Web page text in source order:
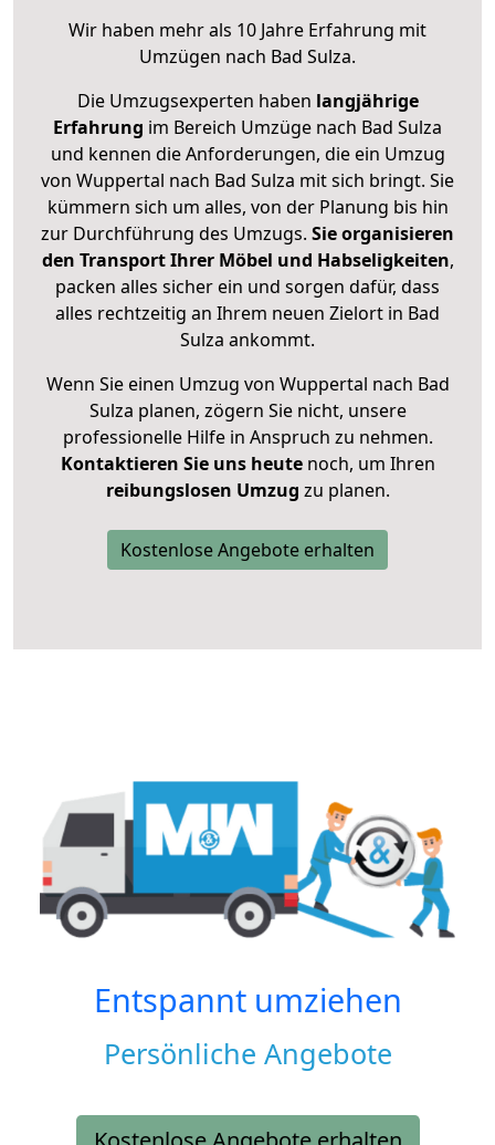
Wir haben mehr als 10 Jahre Erfahrung mit
Umzügen nach Bad Sulza.
Die Umzugsexperten haben langjährige
Erfahrung im Bereich Umzüge nach Bad Sulza
und kennen die Anforderungen, die ein Umzug
von Wuppertal nach Bad Sulza mit sich bringt. Sie
kümmern sich um alles, von der Planung bis hin
zur Durchführung des Umzugs. Sie organisieren
den Transport Ihrer Möbel und Habseligkeiten,
packen alles sicher ein und sorgen dafür, dass
alles rechtzeitig an Ihrem neuen Zielort in Bad
Sulza ankommt.
Wenn Sie einen Umzug von Wuppertal nach Bad
Sulza planen, zögern Sie nicht, unsere
professionelle Hilfe in Anspruch zu nehmen.
Kontaktieren Sie uns heutenoch, um Ihren
reibungslosen Umzug zu planen.
Kostenlose Angebote erhalten
Entspannt umziehen
Persönliche Angebote